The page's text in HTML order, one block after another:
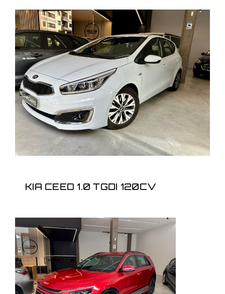
KIA CEED 1.0 TGDI
120CV
KIA CEED 1.0 TGDI 120CV
KIA NIRO 1.6GDI HEV
DRIVE